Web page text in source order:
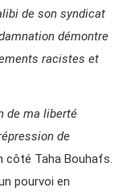
de son syndicat
démontre
racistes et
de ma liberté
de
côté Taha Bouhafs.
pourvoi en